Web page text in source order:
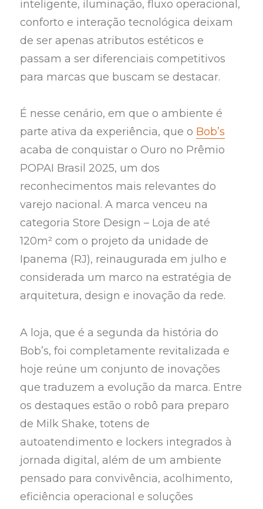
inteligente, iluminação, fluxo operacional,
conforto e interação tecnológica deixam
de ser apenas atributos estéticos e
passam a ser diferenciais competitivos
para marcas que buscam se destacar.
É nesse cenário, em que o ambiente é
parte ativa da experiência, que o Bob’s
acaba de conquistar o Ouro no Prêmio
POPAI Brasil 2025, um dos
reconhecimentos mais relevantes do
varejo nacional. A marca venceu na
categoria Store Design – Loja de até
120m² com o projeto da unidade de
Ipanema (RJ), reinaugurada em julho e
considerada um marco na estratégia de
arquitetura, design e inovação da rede.
A loja, que é a segunda da história do
Bob’s, foi completamente revitalizada e
hoje reúne um conjunto de inovações
que traduzem a evolução da marca. Entre
os destaques estão o robô para preparo
de Milk Shake, totens de
autoatendimento e lockers integrados à
jornada digital, além de um ambiente
pensado para convivência, acolhimento,
eficiência operacional e soluções